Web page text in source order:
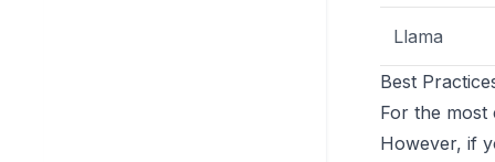
Llama
Best
For the most
However, if